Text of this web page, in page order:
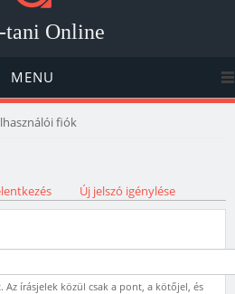
tani Online
MENU
fiók
Új jelszó igénylése
Az írásjelek közül csak a pont, a kötőjel, és